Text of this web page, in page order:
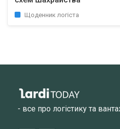
Щоденник логіста
- все про логістику та